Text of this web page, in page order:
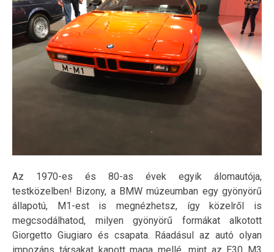
Az 1970-es és 80-as évek egyik álomautója,
testközelben! Bizony, a BMW múzeumban egy gyönyörű
állapotú, M1-est is megnézhetsz, így közelről is
megcsodálhatod, milyen gyönyörű formákat alkotott
Giorgetto Giugiaro és csapata. Ráadásul az autó olyan
impozáns társakat kapott maga mellé, mint az E30 M3